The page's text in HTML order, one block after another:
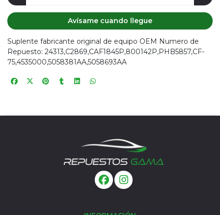
Avísame cuando llegue
Suplente fabricante original de equipo OEM Numero de
Repuesto: 24313,C2869,CAF1845P,800142P,PHB5857,CF-
75,4535000,5058381AA,5058693AA